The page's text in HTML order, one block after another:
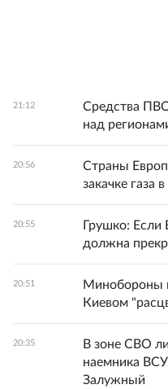
21:12
Средства
над
20:56
Страны
закачке газа
20:55
Грушко: Если
должна
20:51
Минобороны
Киевом
20:35
В зоне СВО
наемника
Залужный